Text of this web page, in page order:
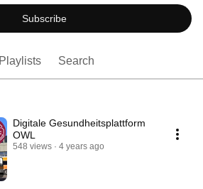
interessant, denn wir zeigen die
unseres Lebens sein wird.
Subscribe
Playlists Search
Digitale Gesundheitsplattform
OWL
548 views 4 years ago